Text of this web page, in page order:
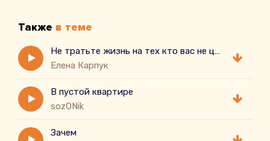
Также в теме
Не тратьте жизнь на тех кто вас не ценит
Елена Карпук
В пустой квартире
sozONik
Зачем